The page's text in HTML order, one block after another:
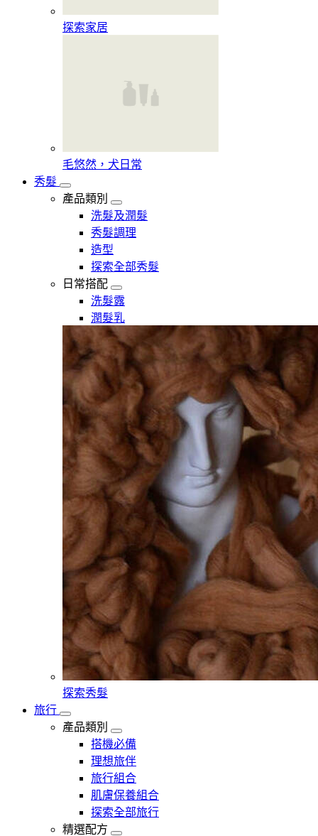
探索家居
毛悠然，犬日常
秀髮
產品類別
洗髮及潤髮
秀髮調理
造型
探索全部秀髮
日常搭配
洗髮露
潤髮乳
探索秀髮
旅行
產品類別
搭機必備
理想旅伴
旅行組合
肌膚保養組合
探索全部旅行
精選配方